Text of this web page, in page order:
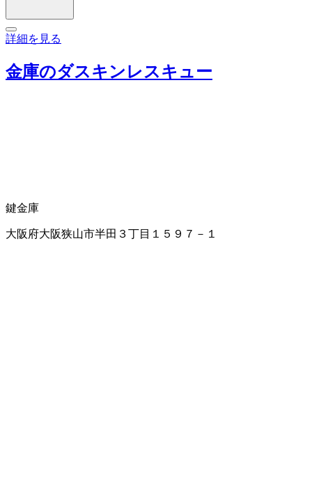
詳細を見る
金庫のダスキンレスキュー
鍵金庫
大阪府大阪狭山市半田３丁目１５９７－１